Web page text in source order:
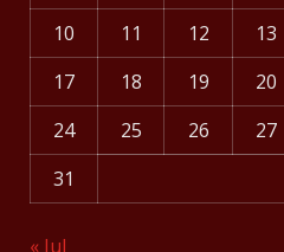
10
11 12 13
17
18 19 20
24
25 26 27
31
« Jul